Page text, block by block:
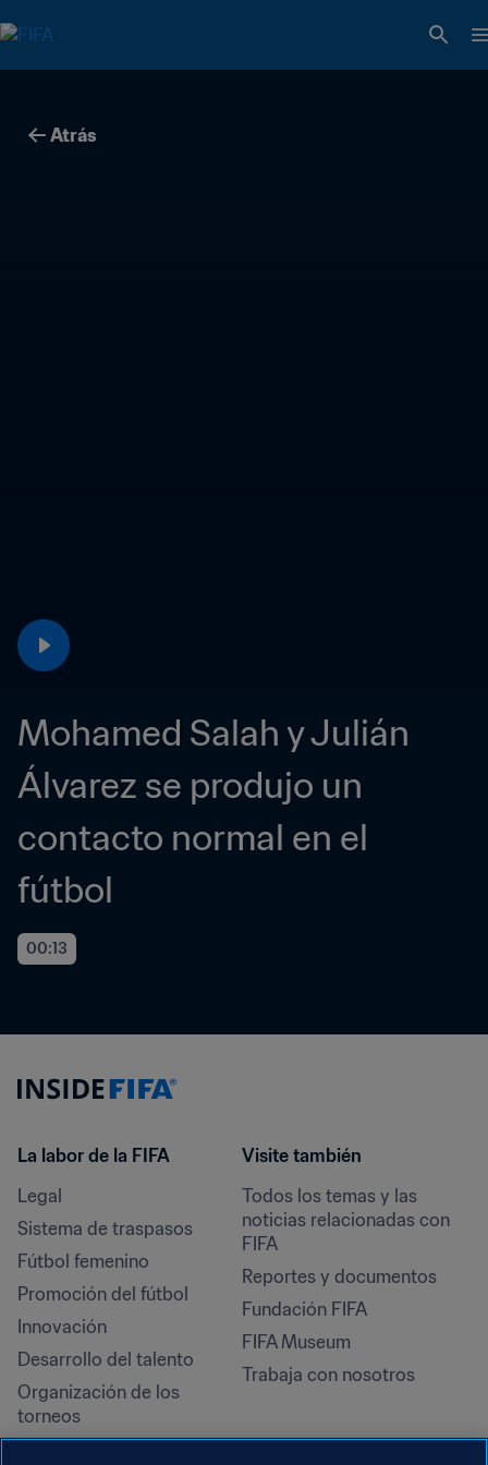
Atrás
Mohamed Salah y Julián
Álvarez se produjo un
contacto normal en el
fútbol
00:13
La labor de la FIFA
Legal
Sistema de traspasos
Fútbol femenino
Promoción del fútbol
Innovación
Desarrollo del talento
Organización de los
torneos
Visite también
Todos los temas y las
noticias relacionadas con
FIFA
Reportes y documentos
Fundación FIFA
FIFA Museum
Trabaja con nosotros